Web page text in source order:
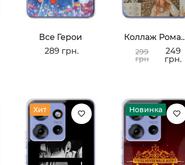
Все Герои
289 грн.
Коллаж
299
грн
249
грн.
Хит Новинка